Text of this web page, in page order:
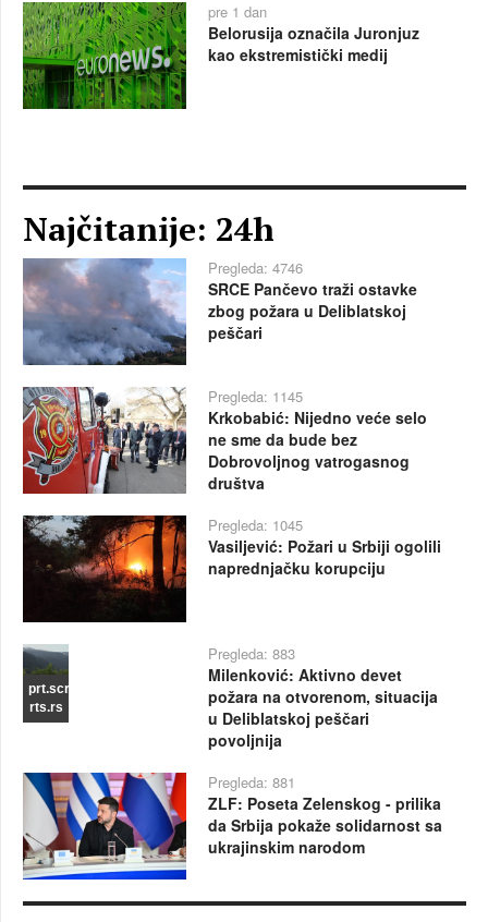
pre 1 dan
Belorusija označila Juronjuz
kao ekstremistički medij
Najčitanije: 24h
Pregleda: 4746
SRCE Pančevo traži ostavke
zbog požara u Deliblatskoj
peščari
Pregleda: 1145
Krkobabić: Nijedno veće selo
ne sme da bude bez
Dobrovoljnog vatrogasnog
društva
Pregleda: 1045
Vasiljević: Požari u Srbiji ogolili
naprednjačku korupciju
prt.scr
rts.rs
Pregleda: 883
Milenković: Aktivno devet
požara na otvorenom, situacija
u Deliblatskoj peščari
povoljnija
Pregleda: 881
ZLF: Poseta Zelenskog - prilika
da Srbija pokaže solidarnost sa
ukrajinskim narodom